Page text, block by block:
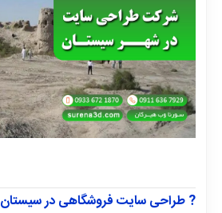
? طراحی سایت فروشگاهی در سیستان